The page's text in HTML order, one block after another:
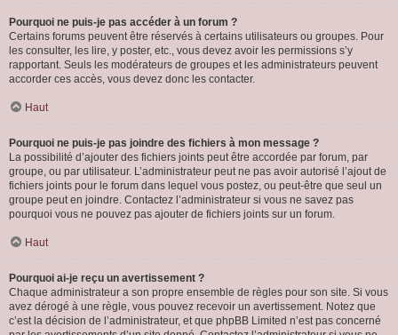
Pourquoi ne puis-je pas accéder à un forum ?
Certains forums peuvent être réservés à certains utilisateurs ou groupes. Pour
les consulter, les lire, y poster, etc., vous devez avoir les permissions s’y
rapportant. Seuls les modérateurs de groupes et les administrateurs peuvent
accorder ces accès, vous devez donc les contacter.
Haut
Pourquoi ne puis-je pas joindre des fichiers à mon message ?
La possibilité d’ajouter des fichiers joints peut être accordée par forum, par
groupe, ou par utilisateur. L’administrateur peut ne pas avoir autorisé l’ajout de
fichiers joints pour le forum dans lequel vous postez, ou peut-être que seul un
groupe peut en joindre. Contactez l’administrateur si vous ne savez pas
pourquoi vous ne pouvez pas ajouter de fichiers joints sur un forum.
Haut
Pourquoi ai-je reçu un avertissement ?
Chaque administrateur a son propre ensemble de règles pour son site. Si vous
avez dérogé à une règle, vous pouvez recevoir un avertissement. Notez que
c’est la décision de l’administrateur, et que phpBB Limited n’est pas concerné